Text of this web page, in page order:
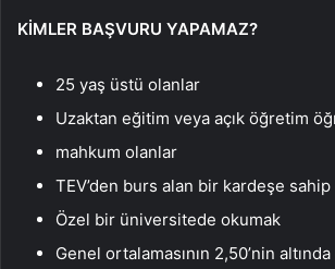
KİMLER BAŞVURU YAPAMAZ?
25 yaş üstü olanlar
Uzaktan eğitim veya açık öğretim
mahkum olanlar
TEV’den burs alan bir kardeşe
Özel bir üniversitede okumak
Genel ortalamasının 2,50’nin altında